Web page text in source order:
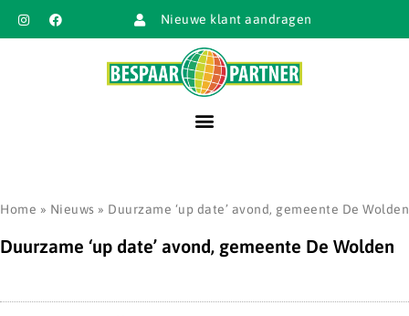
Nieuwe klant aandragen
Home » Nieuws » Duurzame ‘up date’ avond, gemeente De Wolden
Duurzame ‘up date’ avond, gemeente De Wolden